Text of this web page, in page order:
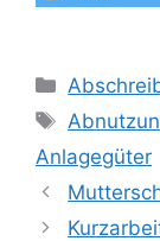
Anlagegüter